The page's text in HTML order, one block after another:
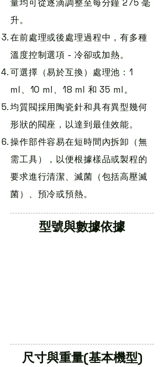
量均可從逐滴調整至每分鐘 275 毫
升。
在前處理或後處理過程中，有多種
溫度控制選項 - 冷卻或加熱。
可選擇（易於互換）處理池：1
ml、10 ml、18 ml 和 35 ml。
均質閥採用陶瓷針和具有異型幾何
形狀的閥座，以達到最佳效能。
操作部件容易在短時間內拆卸（無
需工具），以便根據樣品或製程的
要求進行清潔、滅菌（包括高壓滅
菌）、預冷或預熱。
型號與數據依據
​尺寸與重量(基本機型)